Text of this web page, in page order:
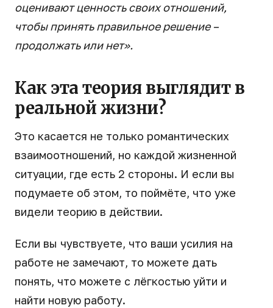
оценивают ценность своих отношений,
чтобы принять правильное решение –
продолжать или нет».
Как эта теория выглядит в
реальной жизни?
Это касается не только романтических
взаимоотношений, но каждой жизненной
ситуации, где есть 2 стороны. И если вы
подумаете об этом, то поймёте, что уже
видели теорию в действии.
Если вы чувствуете, что ваши усилия на
работе не замечают, то можете дать
понять, что можете с лёгкостью уйти и
найти новую работу.